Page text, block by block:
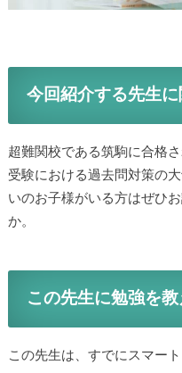
今回紹介する先生
超難関校である筑駒に合格
受験における過去問対策の
いのお子様がいる方はぜひ
か。
この先生に勉強を
この先生は、すでにスマー